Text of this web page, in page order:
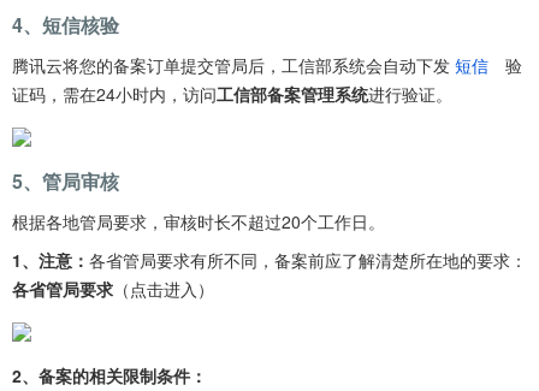
4、短信核验
腾讯云将您的备案订单提交管局后，工信部系统会自动下发 短信
验
证码，需在24小时内，访问工信部备案管理系统进行验证。
5、管局审核
根据各地管局要求，审核时长不超过20个工作日。
1、注意： 各省管局要求有所不同，备案前应了解清楚所在地的要求：
各省管局要求 （点击进入）
2、备案的相关限制条件：